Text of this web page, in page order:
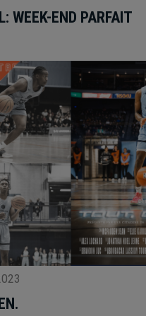
WEEK-END PARFAIT